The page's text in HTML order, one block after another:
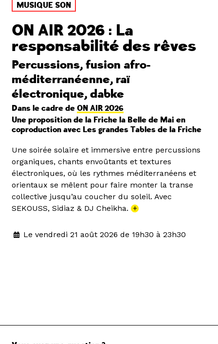
MUSIQUE SON
ON AIR 2026 : La
responsabilité des rêves
Percussions, fusion afro-
méditerranéenne, raï
électronique, dabke
Dans le cadre de ON AIR 2026
Une proposition de la Friche la Belle de Mai en
coproduction avec Les grandes Tables de la Friche
Une soirée solaire et immersive entre percussions
organiques, chants envoûtants et textures
électroniques, où les rythmes méditerranéens et
orientaux se mêlent pour faire monter la transe
collective jusqu’au coucher du soleil. Avec
SEKOUSS, Sidiaz & DJ Cheikha. +
Le vendredi 21 août 2026 de 19h30 à 23h30